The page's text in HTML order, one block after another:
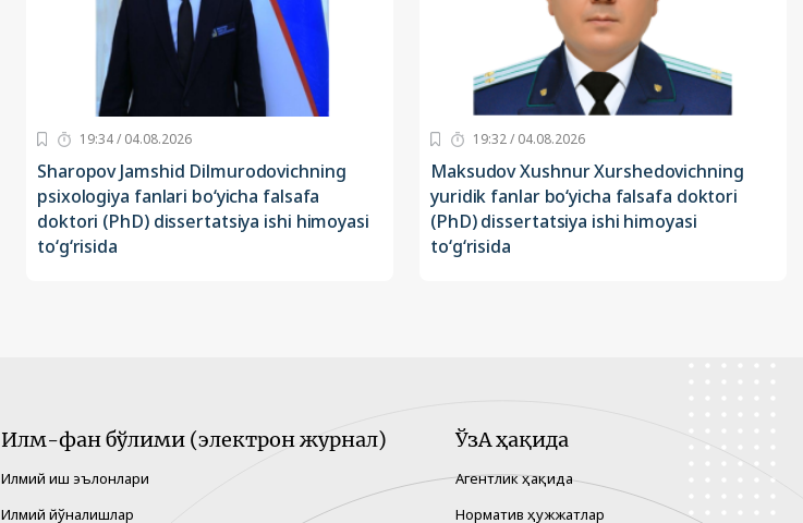
19:34 / 04.08.2026
Sharopov Jamshid Dilmurodovichning
psixologiya fanlari bo‘yicha falsafa
doktori (PhD) dissertatsiya ishi himoyasi
to‘g‘risida
19:32 / 04.08.2026
Maksudov Xushnur Xurshedovichning
yuridik fanlar bo‘yicha falsafa doktori
(PhD) dissertatsiya ishi himoyasi
to‘g‘risida
Илм-фан бўлими (электрон журнал)
Илмий иш эълонлари
Илмий йўналишлар
ЎзА ҳақида
Агентлик ҳақида
Норматив ҳужжатлар